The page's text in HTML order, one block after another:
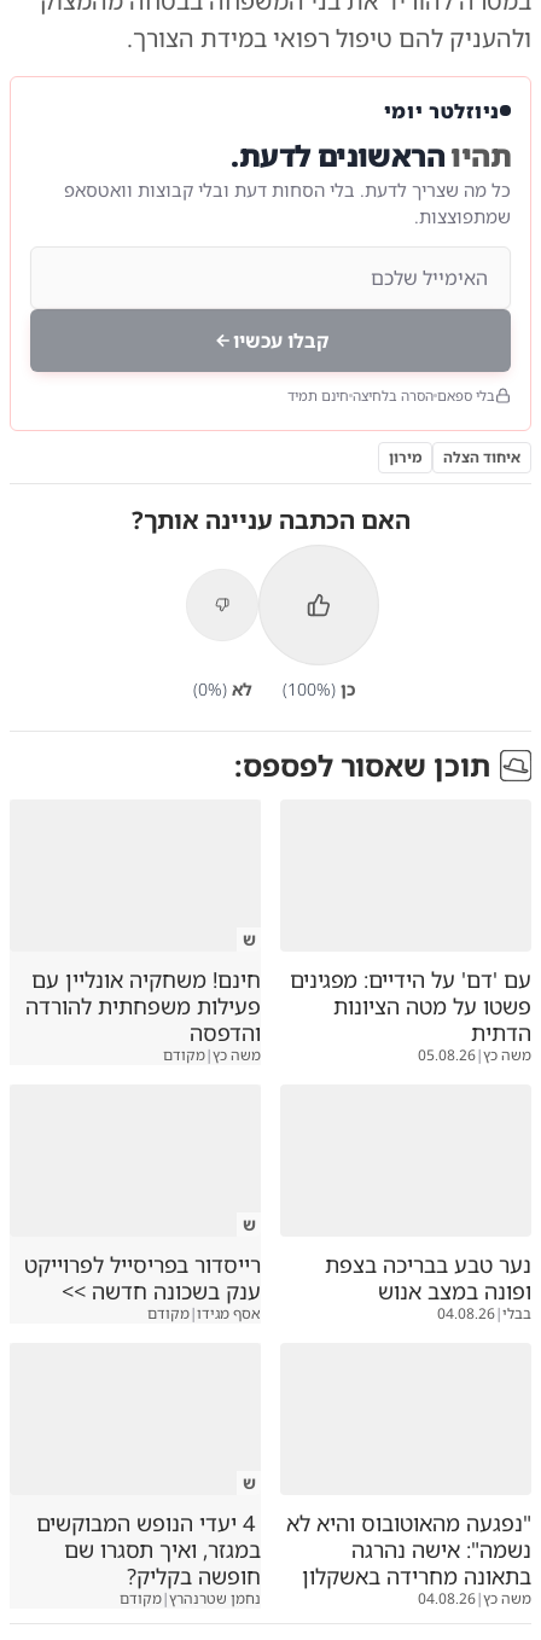
ולהעניק להם טיפול רפואי במידת הצורך.
ניוזלטר יומי
תהיוהראשונים לדעת.
כל מה שצריך לדעת. בלי הסחות דעת ובלי קבוצות וואטסאפ
שמתפוצצות.
קבלו עכשיו
בלי ספאם הסרה בלחיצה חינם תמיד
איחוד הצלה מירון
האם הכתבה עניינה אותך?
כן (
100%) לא (
0%)
תוכן שאסור לפספס:
עם 'דם' על הידיים: מפגינים
פשטו על מטה הציונות
הדתית
משה כץ|
05.08.26
ש
חינם! משחקיה אונליין עם
פעילות משפחתית להורדה
והדפסה
משה כץ|מקודם
נער טבע בבריכה בצפת
ופונה במצב אנוש
בבלי|
04.08.26
ש
רייסדור בפריסייל לפרוייקט
ענק בשכונה חדשה >>
אסף מגידו|מקודם
"נפגעה מהאוטובוס והיא לא
נשמה": אישה נהרגה
בתאונה מחרידה באשקלון
משה כץ|
04.08.26
ש
4 יעדי הנופש המבוקשים
במגזר, ואיך תסגרו שם
חופשה בקליק?
נחמן שטרנהרץ|מקודם